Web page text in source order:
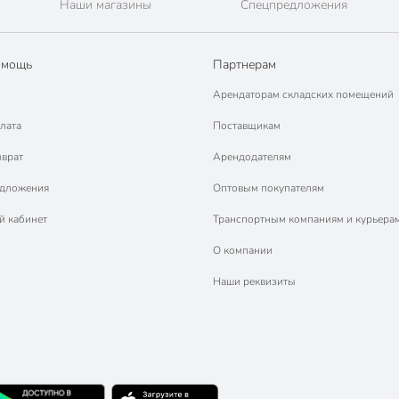
Наши магазины Спецпредложения
кабинет
Партнерам
Арендаторам складских помещений
Поставщикам
Арендодателям
Оптовым покупателям
Транспортным компаниям и
О компании
Наши реквизиты